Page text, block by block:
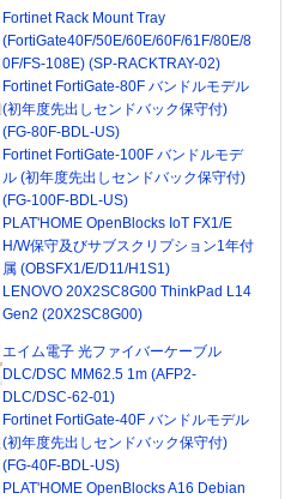
Fortinet Rack Mount Tray
(FortiGate40F/50E/60E/60F/61F/80E/8
0F/FS-108E) (SP-RACKTRAY-02)
Fortinet FortiGate-80F バンドルモデル
(初年度先出しセンドバック保守付)
(FG-80F-BDL-US)
Fortinet FortiGate-100F バンドルモデ
ル (初年度先出しセンドバック保守付)
(FG-100F-BDL-US)
PLAT'HOME OpenBlocks IoT FX1/E
H/W保守及びサブスクリプション1年付
属 (OBSFX1/E/D11/H1S1)
LENOVO 20X2SC8G00 ThinkPad L14
Gen2 (20X2SC8G00)
エイム電子 光ファイバーケーブル
DLC/DSC MM62.5 1m (AFP2-
DLC/DSC-62-01)
Fortinet FortiGate-40F バンドルモデル
(初年度先出しセンドバック保守付)
(FG-40F-BDL-US)
PLAT'HOME OpenBlocks A16 Debian